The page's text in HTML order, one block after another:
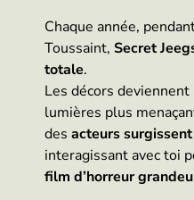
Chaque année,
Toussaint, Secret
totale.
Les décors
lumières plus
des acteurs
interagissant avec toi
film d’horreur